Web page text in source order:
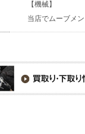
【機械】
当店でムーブメ